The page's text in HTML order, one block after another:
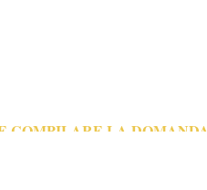
COMPILARE LA DOMANDA
TESSERA